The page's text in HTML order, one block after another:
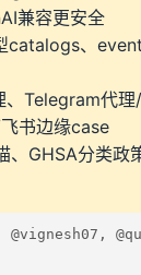
兼容更安全
catalogs、
Telegram代
书边缘case
、GHSA分类
@vignesh07,